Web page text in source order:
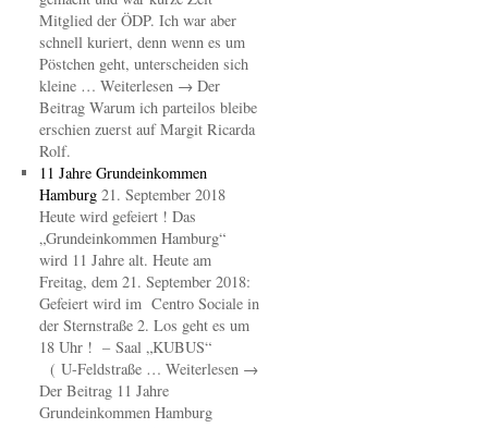
Mitglied der ÖDP. Ich war aber
schnell kuriert, denn wenn es um
Pöstchen geht, unterscheiden sich
kleine … Weiterlesen → Der
Beitrag Warum ich parteilos bleibe
erschien zuerst auf Margit Ricarda
Rolf.
11 Jahre Grundeinkommen
Hamburg 21. September 2018
Heute wird gefeiert ! Das
„Grundeinkommen Hamburg“
wird 11 Jahre alt. Heute am
Freitag, dem 21. September 2018:
Gefeiert wird im Centro Sociale in
der Sternstraße 2. Los geht es um
18 Uhr ! – Saal „KUBUS“
( U-Feldstraße … Weiterlesen →
Der Beitrag 11 Jahre
Grundeinkommen Hamburg